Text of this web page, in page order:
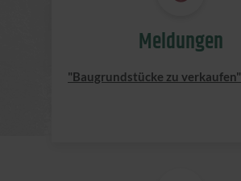
Meldungen
"Baugrundstücke zu verkaufen"